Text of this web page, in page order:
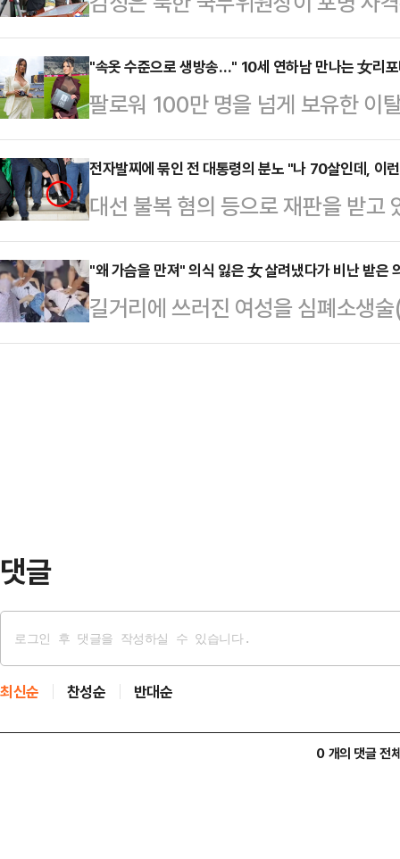
구조적 허점이 드러났다는 평가가
출범 이후 현재까지 낙마한 고위직
배우자 명의 부동산 차명 보유 및
사퇴했다. 이진숙…
점'과 실전 같은 훈련을 강조했다.
개정과 관련해 "대한민국을 철두철
고히 간주하도록 교육교양사업을
이 옳다"고 언급하며 대남 적대 노
김 위원장이 전날 대연합부대 포병
이같이 보도했다. 김 위원장은 지
훈련경기 현장을 참관했다…
"속옷 수준으로 생방송…" 10세 연하남 만나는 女리
팔로워 100만 명을 넘게 보유한 이
나의 과한 노출 의상이 화제의 중
에 따르면 엘레오노라 인카르도나
스타디움에서 열린 PSG와 바이에
착용했다.공개된 사진에 따르면 인
트와 브라톱 차림(사진 왼쪽)으로
셜미디어(SNS)에 공유돼 화제를
태의 상의 차림은 과하…
전자발찌에 묶인 전 대통령의 분노 "나 70살인데, 이
대선 불복 혐의 등으로 재판을 받고
령의 발목에 위치추적 전자장치(전
외신에 따르면 보우소나루 전 대통
(연방 상·하원) 건물 계단에서 왼쪽
취재진에게 내보이며 발끈했다.그
"왜 가슴을 만져" 의식 잃은 女 살려냈다가 비난 받은
길거리에 쓰러진 여성을 심폐소생
가 "가슴을 더듬었다"는 비난을 받
댓글
최신순 찬성순 반대순
0 개의 댓글 전